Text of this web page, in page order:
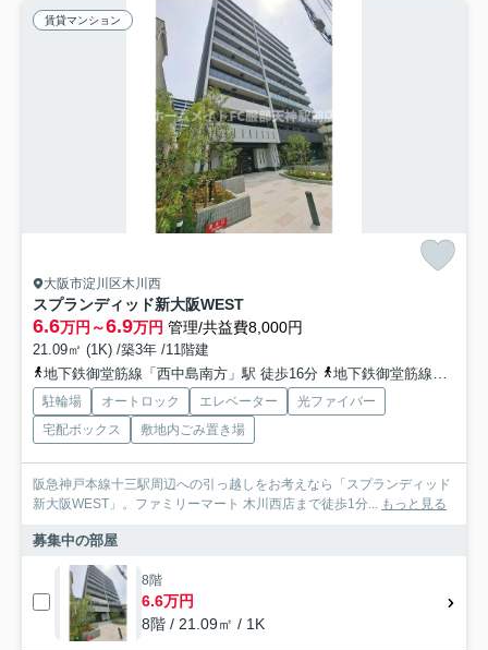
賃貸マンション
大阪市淀川区木川西
スプランディッド新大阪WEST
6.6万円～6.9万円 管理/共益費8,000円
21.09㎡ (1K) /築3年 /11階建
地下鉄御堂筋線「西中島南方」駅 徒歩16分
地下鉄御堂筋線「新大阪」駅 徒歩17分
駐輪場 オートロック エレベーター
光ファイバー
宅配ボックス
敷地内ごみ置き場
阪急神戸本線十三駅周辺への引っ越しをお考えなら「スプランディッド
新大阪WEST」。ファミリーマート 木川西店まで徒歩1分...
もっと見る
募集中の部屋
8階
6.6万円
8階 / 21.09㎡ / 1K